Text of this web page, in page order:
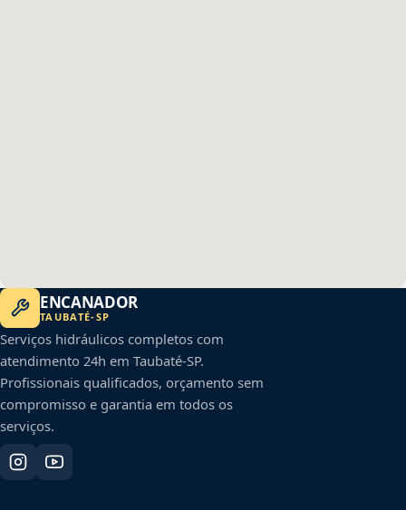
ENCANADOR
TAUBATÉ-SP
Serviços hidráulicos completos com
atendimento 24h em Taubaté-SP.
Profissionais qualificados, orçamento sem
compromisso e garantia em todos os
serviços.